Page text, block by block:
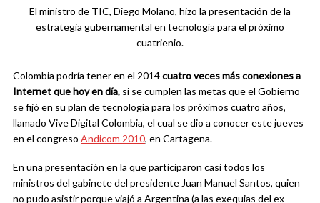
El ministro de TIC, Diego Molano, hizo la presentación de la
estrategia gubernamental en tecnología para el próximo
cuatrienio.
Colombia podría tener en el 2014cuatro veces más conexiones a
Internet que hoy en día, si se cumplen las metas que el Gobierno
se fijó en su plan de tecnología para los próximos cuatro años,
llamado Vive Digital Colombia, el cual se dio a conocer este jueves
en el congreso Andicom 2010, en Cartagena.
En una presentación en la que participaron casi todos los
ministros del gabinete del presidente Juan Manuel Santos, quien
no pudo asistir porque viajó a Argentina (a las exequias del ex